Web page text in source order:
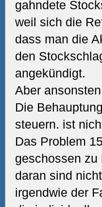
gahndete
weil sich die
dass man die
den
angekündigt.
Aber
Die
steuern. ist
Das Problem
geschossen zu
daran sind
irgendwie der